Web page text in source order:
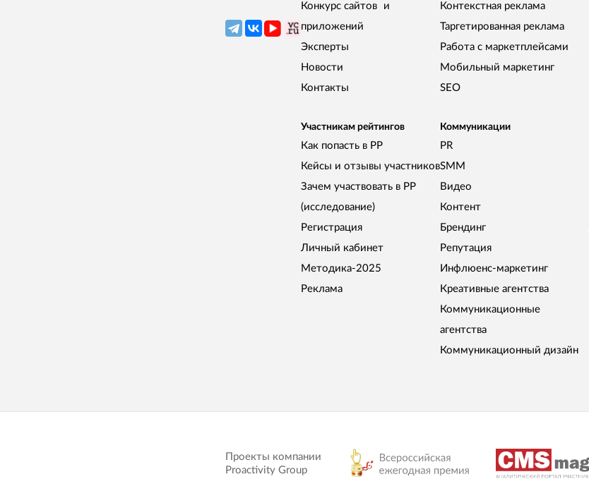
Конкурс сайтов и
приложений
Эксперты
Новости
Контакты
Участникам рейтингов
Как попасть в РР
Кейсы и отзывы участников
Зачем участвовать в РР
(исследование)
Регистрация
Личный кабинет
Методика-2025
Реклама
Контекстная реклама
Таргетированная реклама
Работа с маркетплейсами
Мобильный маркетинг
SEO
Коммуникации
PR
SMM
Видео
Контент
Брендинг
Репутация
Инфлюенс-маркетинг
Креативные агентства
Коммуникационные
агентства
Коммуникационный дизайн
Проекты компании
Proactivity Group